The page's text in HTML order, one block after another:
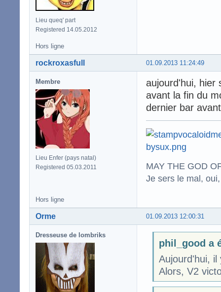
Lieu queq' part
Registered 14.05.2012
Hors ligne
01.09.2013 11:24:49
rockroxasfull
Membre
Lieu Enfer (pays natal)
Registered 05.03.2011
aujourd'hui, hier
avant la fin du
dernier bar
MAY THE GOD
Je sers le mal,
Hors ligne
01.09.2013 12:00:31
Orme
Dresseuse de lombriks
phil_good a
Aujourd'hui, il
Alors, V2